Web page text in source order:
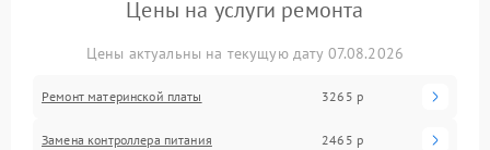
Цены на услуги ремонта
Цены актуальны на текущую дату 07.08.2026
Ремонт материнской платы 3265 р
Замена контроллера питания 2465 р